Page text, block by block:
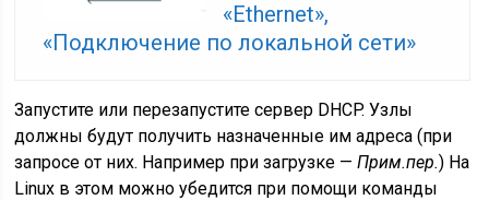
«Ethernet»,
«Подключение по локальной сети»
Запустите или перезапустите сервер DHCP. Узлы
должны будут получить назначенные им адреса (при
запросе от них. Например при загрузке —Прим.пер.) На
Linux в этом можно убедится при помощи команды